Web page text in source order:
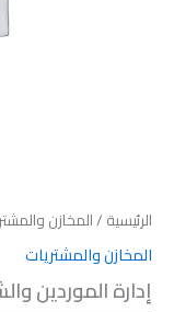
الرئيسية /المخازن
المخازن والمشتريات
إدارة الموردين